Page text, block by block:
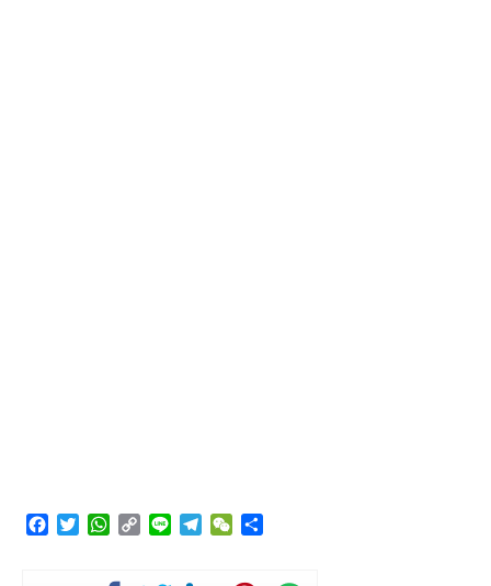
FacebookTwitterWhatsApp
Copy
Line TelegramWeChat